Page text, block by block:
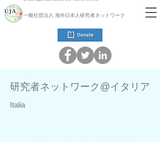
一般社団法人 海外日本人研究者ネットワーク
研究者ネットワーク@イタリア
Italia